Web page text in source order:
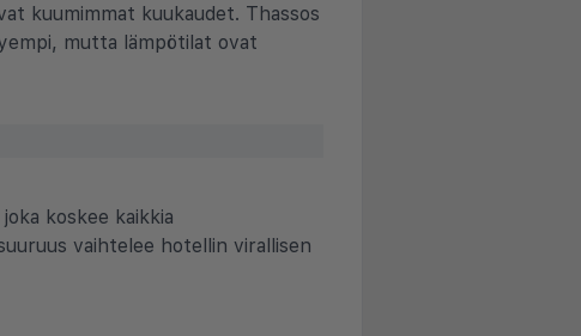
kuumimmat kuukaudet. Thassos
mutta lämpötilat ovat
koskee kaikkia
vaihtelee hotellin virallisen